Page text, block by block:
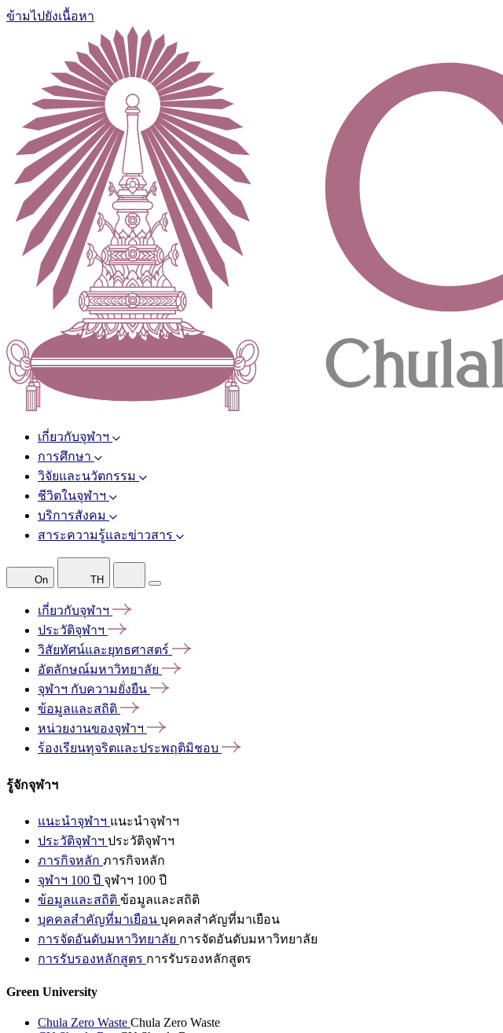
ข้ามไปยังเนื้อหา
เกี่ยวกับจุฬาฯ
การศึกษา
วิจัยและนวัตกรรม
ชีวิตในจุฬาฯ
บริการสังคม
สาระความรู้และข่าวสาร
On TH
เกี่ยวกับจุฬาฯ
ประวัติจุฬาฯ
วิสัยทัศน์และยุทธศาสตร์
อัตลักษณ์มหาวิทยาลัย
จุฬาฯ กับความยั่งยืน
ข้อมูลและสถิติ
หน่วยงานของจุฬาฯ
ร้องเรียนทุจริตและประพฤติมิชอบ
รู้จักจุฬาฯ
แนะนำจุฬาฯ แนะนำจุฬาฯ
ประวัติจุฬาฯ ประวัติจุฬาฯ
ภารกิจหลัก ภารกิจหลัก
จุฬาฯ 100 ปี จุฬาฯ 100 ปี
ข้อมูลและสถิติ ข้อมูลและสถิติ
บุคคลสำคัญที่มาเยือน บุคคลสำคัญที่มาเยือน
การจัดอันดับมหาวิทยาลัย การจัดอันดับมหาวิทยาลัย
การรับรองหลักสูตร การรับรองหลักสูตร
Green University
Chula Zero Waste Chula Zero Waste